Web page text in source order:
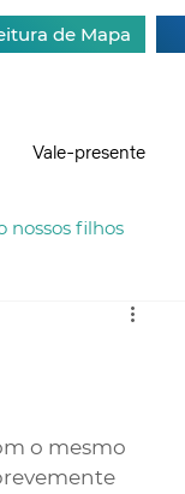
de Mapa
Vale-presente
nossos filhos
o mesmo